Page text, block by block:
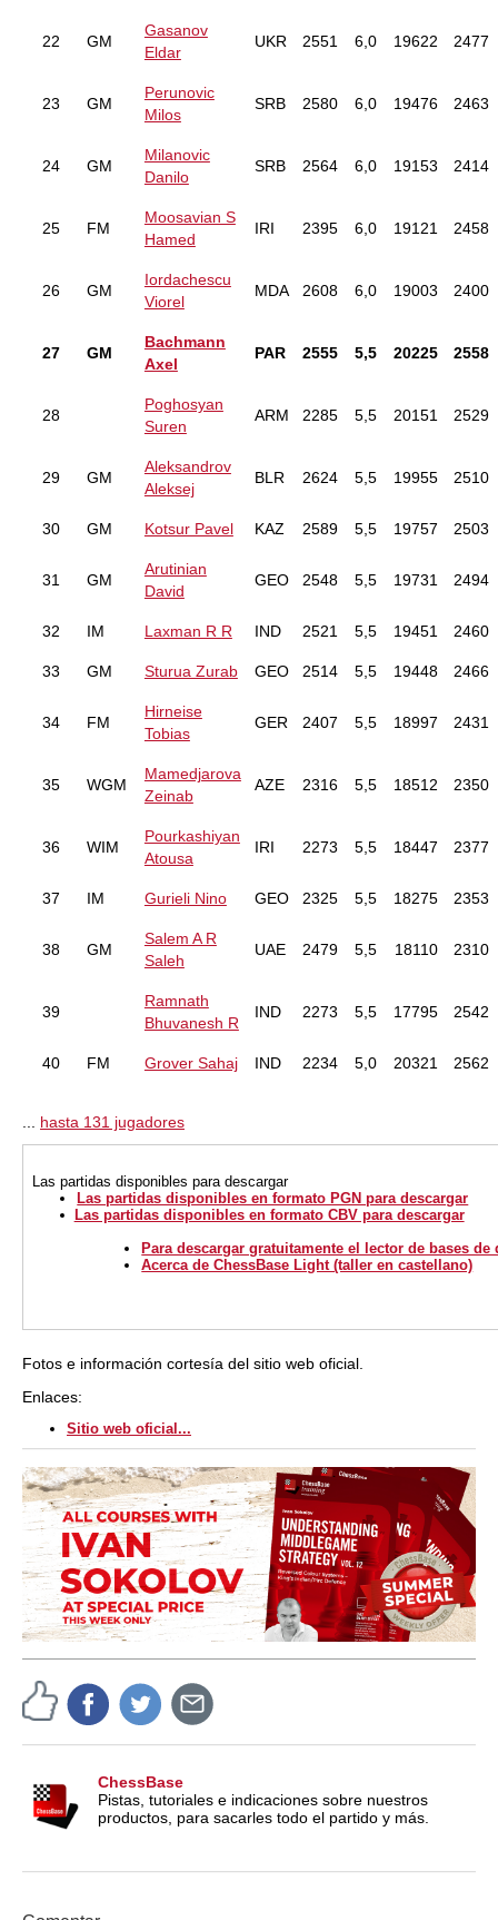
22 GM
Gasanov
Eldar
UKR 2551 6,0 19622 2477
23 GM
Perunovic
Milos
SRB 2580 6,0 19476 2463
24 GM
Milanovic
Danilo
SRB 2564 6,0 19153 2414
25 FM
Moosavian S
Hamed
IRI 2395 6,0 19121 2458
26 GM
Iordachescu
Viorel
MDA 2608 6,0 19003 2400
27 GM
Bachmann
Axel
PAR 2555 5,5 20225 2558
28
Poghosyan
Suren
ARM 2285 5,5 20151 2529
29 GM
Aleksandrov
Aleksej
BLR 2624 5,5 19955 2510
30 GM Kotsur Pavel KAZ 2589 5,5 19757 2503
31 GM
Arutinian
David
GEO 2548 5,5 19731 2494
32 IM Laxman R R IND 2521 5,5 19451 2460
33 GM Sturua Zurab GEO 2514 5,5 19448 2466
34 FM
Hirneise
Tobias
GER 2407 5,5 18997 2431
35 WGM
Mamedjarova
Zeinab
AZE 2316 5,5 18512 2350
36 WIM
Pourkashiyan
Atousa
IRI 2273 5,5 18447 2377
37 IM Gurieli Nino GEO 2325 5,5 18275 2353
38 GM
Salem A R
Saleh
UAE 2479 5,5 18110 2310
39
Ramnath
Bhuvanesh R
IND 2273 5,5 17795 2542
40 FM Grover Sahaj IND 2234 5,0 20321 2562
hasta 131 jugadores
Las partidas disponibles para descargar
Las partidas disponibles en formato PGN para descargar
Las partidas disponibles en formato CBV para descargar
Para descargar gratuitamente el lector de bases de
Acerca de ChessBase Light (taller en castellano)
Fotos e información cortesía del sitio web oficial.
Enlaces:
Sitio web oficial...
ChessBase
Pistas, tutoriales e indicaciones sobre nuestros
productos, para sacarles todo el partido y más.